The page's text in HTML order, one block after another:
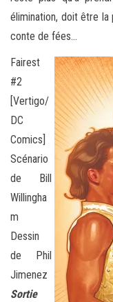
élimination, doit être la
conte de fées…
Fairest
#2
[Vertigo/
DC
Comics]
Scénario
de Bill
Willingha
m
Dessin
de Phil
Jimenez
Sortie